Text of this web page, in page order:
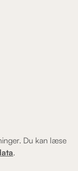
Du kan læse
.